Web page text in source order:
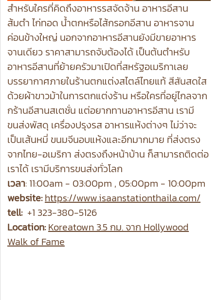
สำหรับใครที่คิดถึงอาหารรสจัดจ้าน อาหารอีสาน
ส้มตำ ไก่ทอด น้ำตกหรือไส้กรอกอีสาน อาหารจาน
ค่อนข้างใหญ่ นอกจากอาหารอีสานยังมีขายอาหาร
จานเดียว ราคาสามารถจับต้องได้ เป็นต้นตำหรับ
อาหารอีสานที่ย้ายครัวมาเปิดที่สหรัฐอเมริกาเลย
บรรยากาศภายในร้านตกแต่งสไตล์ไทยแท้ สีสันสดใส
ด้วยผ้าขาวม้าในการตกแต่งร้าน หรือใครที่อยู่ไกลจาก
กร้านอีสานสเตชั่น แต่อยากทานอาหารอีสาน เรามี
ขนส่งพัสดุ เครื่องปรุงรส อาหารแห้งต่างๆ ไม่ว่าจะ
เป็นเส้นหมี่ ขนมจีนอบแห้งและอีกมากมาย ที่ส่งตรง
จากไทย-อเมริกา ส่งตรงถึงหน้าบ้าน ก็สามารถติดต่อ
เราได้ เรามีบริการขนส่งทั่วโลก
เวลา: 11:00am - 03:00pm , 05:00pm - 10:00pm
website: https://www.isaanstationthaila.com/
tell:+1 323-380-5126
Location: Koreatown 3.5 กม. จาก Hollywood
Walk of Fame